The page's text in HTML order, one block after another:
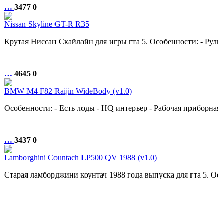
… 3477 0
Nissan Skyline GT-R R35
Крутая Ниссан Скайлайн для игры гта 5. Особенности: -
… 4645 0
BMW M4 F82 Raijin WideBody (v1.0)
Особенности: - Есть лоды - HQ интерьер - Рабочая
… 3437 0
Lamborghini Countach LP500 QV 1988 (v1.0)
Старая ламборджини коунтач 1988 года выпуска для гта